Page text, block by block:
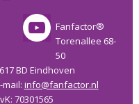
Fanfactor®
Torenallee 68-
50
BD Eindhoven
mail: info@fanfactor.nl
70301565